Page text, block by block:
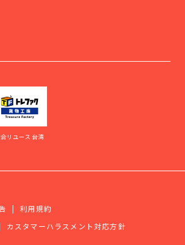
リユース 台湾
利用規約
カスタマーハラスメント対応方針